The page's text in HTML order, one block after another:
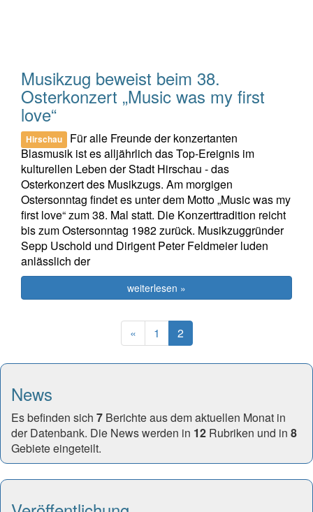
Musikzug beweist beim 38.
Osterkonzert „Music was my first
love“
Hirschau
Für alle Freunde der konzertanten
Blasmusik ist es alljährlich das Top-Ereignis im
kulturellen Leben der Stadt Hirschau - das
Osterkonzert des Musikzugs. Am morgigen
Ostersonntag findet es unter dem Motto „Music was my
first love“ zum 38. Mal statt. Die Konzerttradition reicht
bis zum Ostersonntag 1982 zurück. Musikzuggründer
Sepp Uschold und Dirigent Peter Feldmeier luden
anlässlich der
weiterlesen »
«Previous
1 2(current)
News
Es befinden sich 7 Berichte aus dem aktuellen Monat in
der Datenbank. Die News werden in 12 Rubriken und in 8
Gebiete eingeteilt.